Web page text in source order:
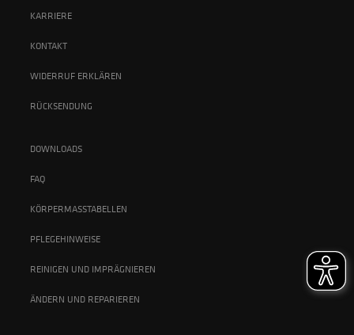
KARRIERE
KONTAKT
WIDERRUF ERKLÄREN
RÜCKSENDUNG
DOWNLOADS
FAQ
KÖRPERMASSTABELLEN
PFLEGEHINWEISE
REINIGEN UND IMPRÄGNIEREN
ÄNDERN UND REPARIEREN